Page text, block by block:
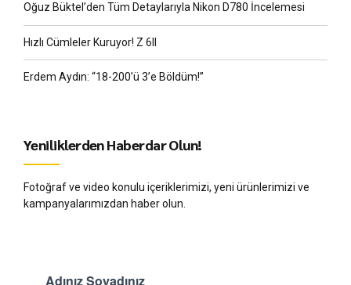
Oğuz Büktel’den Tüm Detaylarıyla Nikon D780 İncelemesi
Hızlı Cümleler Kuruyor! Z 6II
Erdem Aydın: “18-200’ü 3’e Böldüm!”
Yeniliklerden Haberdar Olun!
Fotoğraf ve video konulu içeriklerimizi, yeni ürünlerimizi ve
kampanyalarımızdan haber olun.